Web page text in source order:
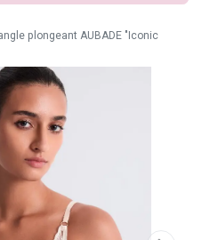
plongeant AUBADE "Iconic